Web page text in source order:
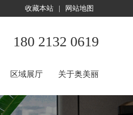
收藏本站 网站地图
180 2132 0619
关于奥美丽
区域展厅